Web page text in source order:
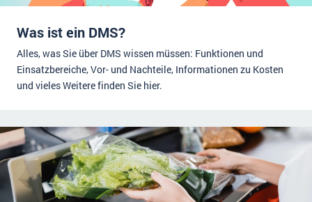
Was ist ein DMS?
Alles, was Sie über DMS wissen müssen: Funktionen und
Einsatzbereiche, Vor- und Nachteile, Informationen zu Kosten
und vieles Weitere finden Sie hier.